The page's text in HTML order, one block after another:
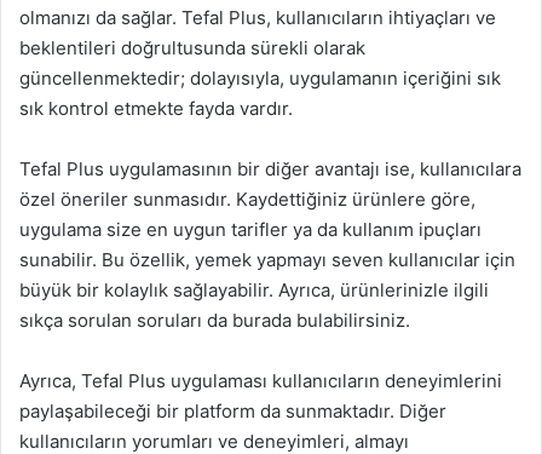
olmanızı da sağlar. Tefal Plus, kullanıcıların ihtiyaçları ve
beklentileri doğrultusunda sürekli olarak
güncellenmektedir; dolayısıyla, uygulamanın içeriğini sık
sık kontrol etmekte fayda vardır.
Tefal Plus uygulamasının bir diğer avantajı ise, kullanıcılara
özel öneriler sunmasıdır. Kaydettiğiniz ürünlere göre,
uygulama size en uygun tarifler ya da kullanım ipuçları
sunabilir. Bu özellik, yemek yapmayı seven kullanıcılar için
büyük bir kolaylık sağlayabilir. Ayrıca, ürünlerinizle ilgili
sıkça sorulan soruları da burada bulabilirsiniz.
Ayrıca, Tefal Plus uygulaması kullanıcıların deneyimlerini
paylaşabileceği bir platform da sunmaktadır. Diğer
kullanıcıların yorumları ve deneyimleri, almayı